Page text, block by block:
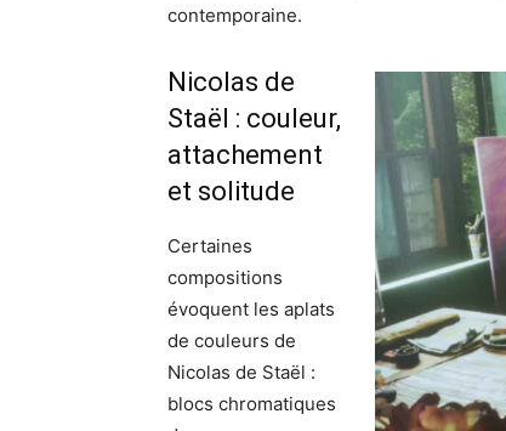
contemporaine.
Nicolas de
Staël : couleur,
attachement
et solitude
Certaines
compositions
évoquent les aplats
de couleurs de
Nicolas de Staël :
blocs chromatiques